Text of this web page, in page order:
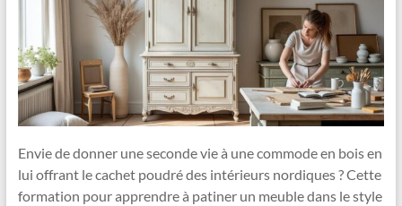
Envie de donner une seconde vie à une commode en bois en
lui offrant le cachet poudré des intérieurs nordiques ? Cette
formation pour apprendre à patiner un meuble dans le style